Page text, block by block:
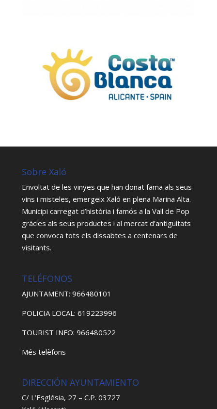
Sobre Xaló
Envoltat de les vinyes que han donat fama als seus
vins i misteles, emergeix Xaló en plena Marina Alta.
Municipi carregat d’història i famós a la Vall de Pop
gràcies als seus productes i al mercat d’antiguitats
que convoca tots els dissabtes a centenars de
visitants.
TELÉFONOS
AJUNTAMENT: 966480101
POLICIA LOCAL: 619223996
TOURIST INFO: 966480522
Més telèfons
DIRECCIÓN AYUNTAMIENTO
C/ L’Església, 27 – C.P. 03727